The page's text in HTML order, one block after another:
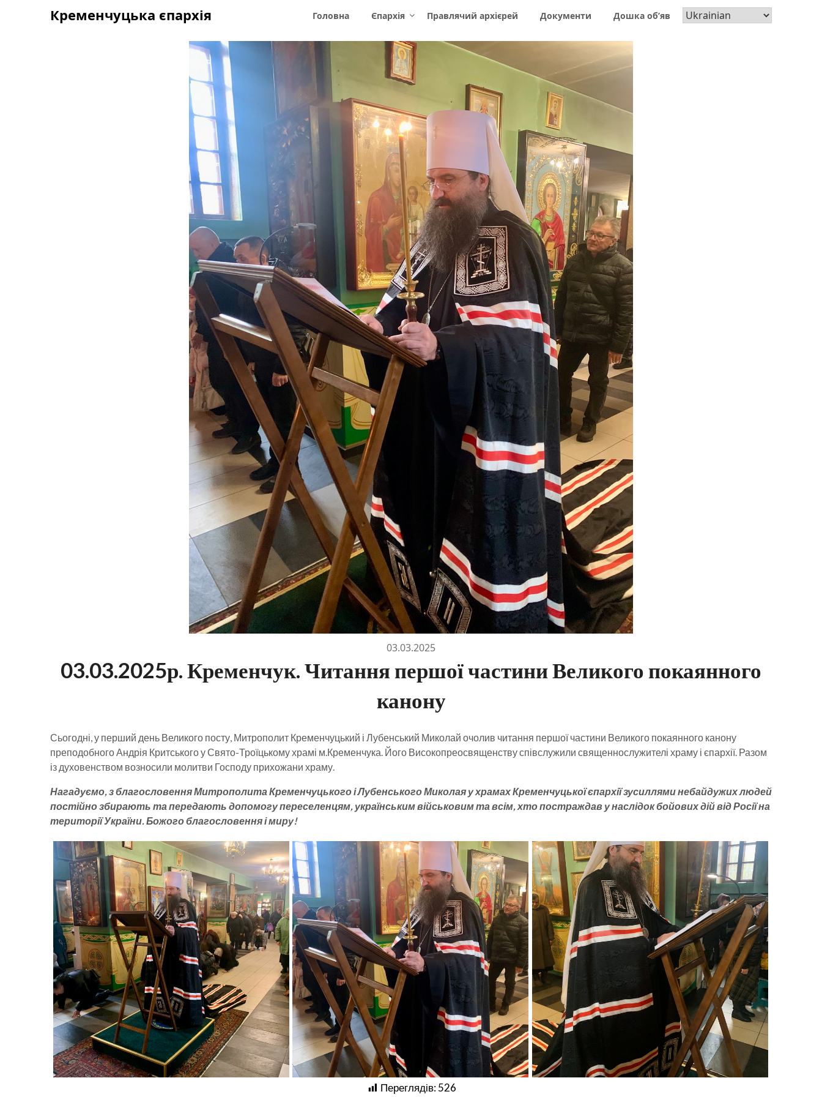
Кременчуцька єпархія Головна Єпархія Правлячий архієрей Документи Дошка об’яв
03.03.2025
03.03.2025р. Кременчук. Читання першої частини Великого покаянного
канону
Сьогодні, у перший день Великого посту, Митрополит Кременчуцький і Лубенський Миколай очолив читання першої частини Великого покаянного канону
преподобного Андрія Критського у Свято-Троїцькому храмі м.Кременчука. Його Високопреосвященству співслужили священнослужителі храму і єпархії. Разом
із духовенством возносили молитви Господу прихожани храму.
Нагадуємо, з благословення Митрополита Кременчуцького і Лубенського Миколая у храмах Кременчуцької єпархії зусиллями небайдужих людей
постійно збирають та передають допомогу переселенцям, українським військовим та всім, хто постраждав у наслідок бойових дій від Росії на
території України. Божого благословення і миру!
Переглядів: 526